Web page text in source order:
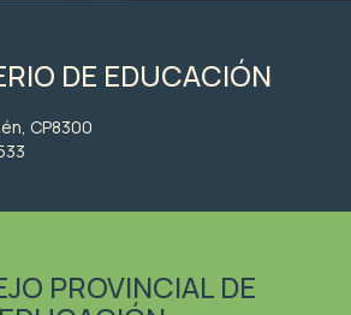
DE EDUCACIÓN
CP8300
PROVINCIAL DE